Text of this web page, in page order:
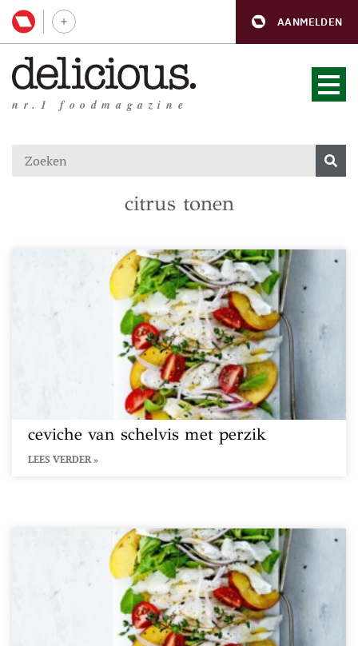
AANMELDEN
nr.1 foodmagazine
citrus tonen
ceviche van schelvis met perzik
LEES VERDER »